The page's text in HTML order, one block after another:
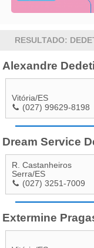
RESULTADO:
Alexandre
Vitória/ES
(027) 99629-8198
Dream Service
R. Castanheiros
Serra/ES
(027) 3251-7009
Extermine